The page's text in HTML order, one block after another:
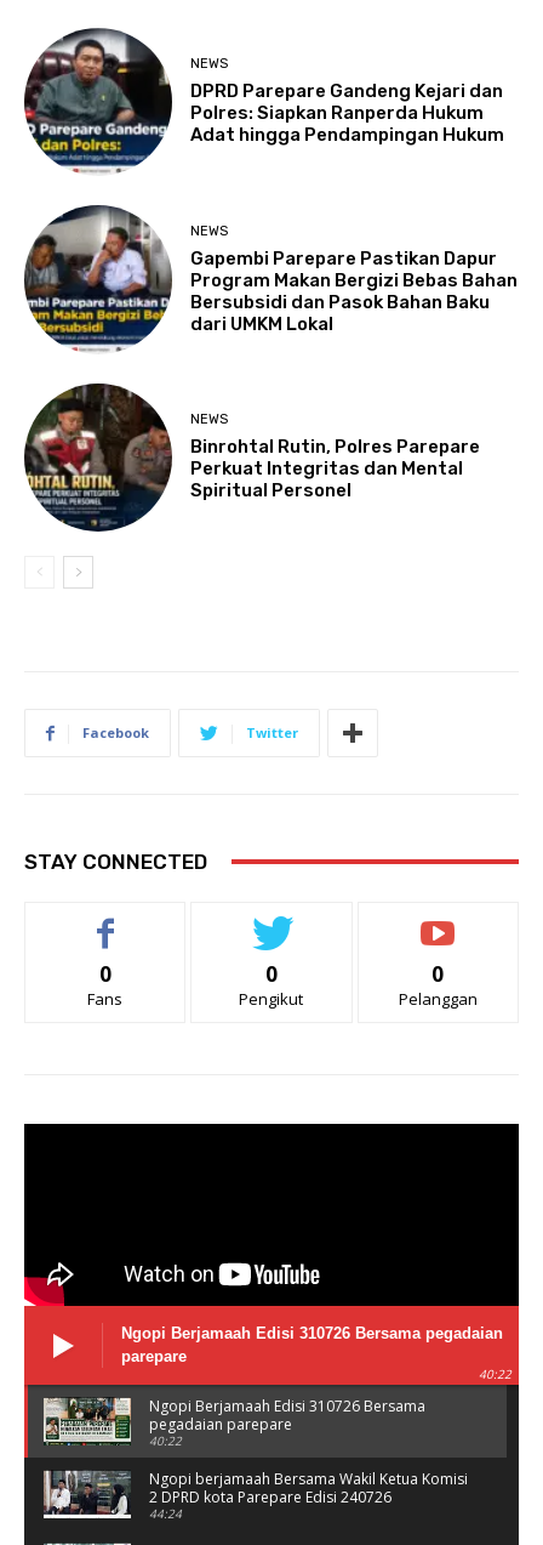
NEWS
DPRD Parepare Gandeng Kejari dan
Polres: Siapkan Ranperda Hukum
Adat hingga Pendampingan Hukum
NEWS
Gapembi Parepare Pastikan Dapur
Program Makan Bergizi Bebas Bahan
Bersubsidi dan Pasok Bahan Baku
dari UMKM Lokal
NEWS
Binrohtal Rutin, Polres Parepare
Perkuat Integritas dan Mental
Spiritual Personel
Facebook Twitter
STAY CONNECTED
0
Fans
0
Pengikut
0
Pelanggan
Ngopi Berjamaah Edisi 310726 Bersama pegadaian
parepare
40:22
Ngopi Berjamaah Edisi 310726 Bersama
pegadaian parepare
40:22
Ngopi berjamaah Bersama Wakil Ketua Komisi
2 DPRD kota Parepare Edisi 240726
44:24